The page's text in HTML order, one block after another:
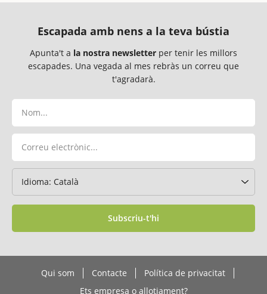
Escapada amb nens a la teva bústia
Apunta't a la nostra newsletter per tenir les millors
escapades. Una vegada al mes rebràs un correu que
t'agradarà.
Subscriu-t'hi
Qui som Contacte
Política de privacitat
Ets empresa o allotjament?